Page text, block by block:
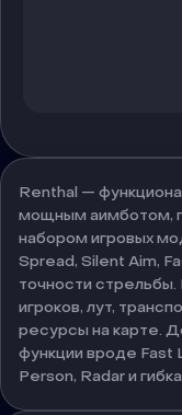
Renthal —
мощным аимботом,
набором игровых
Spread, Silent Aim,
точности
игроков, лут,
ресурсы на карте.
функции вроде Fast
Person, Radar и